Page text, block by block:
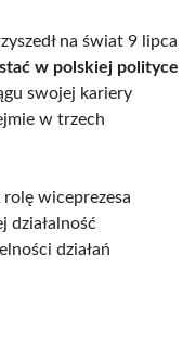
na świat 9 lipca
w polskiej polityce
swojej kariery
w trzech
wiceprezesa
działalność
działań